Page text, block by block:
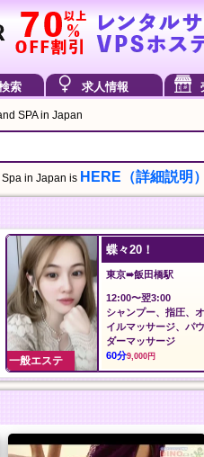
索 求人情報
SPA in Japan
in Japan is HERE（詳細説明）
一般エステ
蝶々20！
東京➠飯田橋駅
12:00〜翌3:00
シャンプー、指圧、オ
イルマッサージ、パウ
ダーマッサージ
60分9,000円